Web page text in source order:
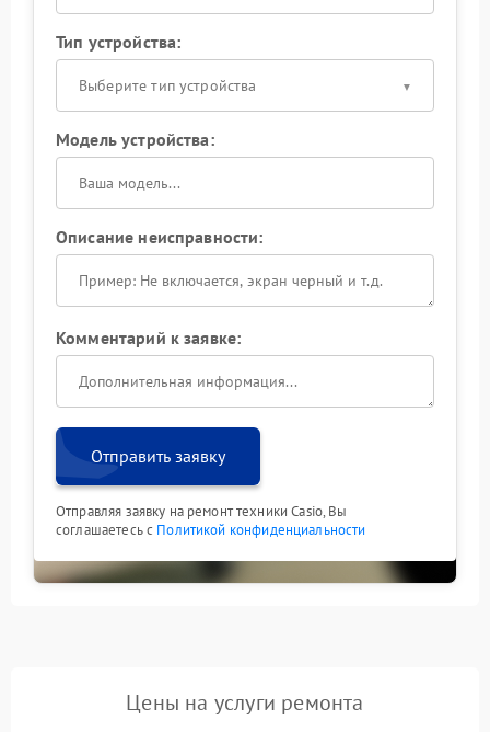
Тип устройства:
Выберите тип устройства
Модель устройства:
Описание неисправности:
Комментарий к заявке:
Отправить заявку
Отправляя заявку на ремонт техники Casio, Вы
соглашаетесь с Политикой конфиденциальности
Цены на услуги ремонта